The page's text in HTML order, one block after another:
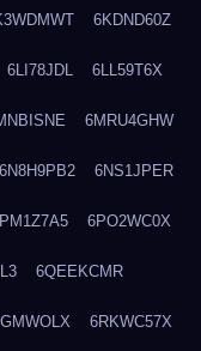
6KDND60Z
6LI78JDL 6LL59T6X
6MRU4GHW
6N8H9PB2 6NS1JPER
6PO2WC0X
6QEEKCMR
6RKWC57X